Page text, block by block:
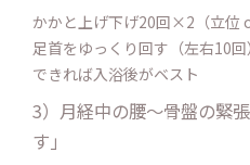
かかと上げ下げ20回×2（立位
足首をゆっくり回す（左右10回）
できれば入浴後がベスト
3）月経中の腰〜骨盤の緊
す」